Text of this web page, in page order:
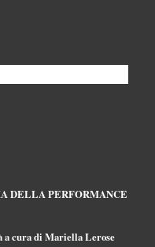
DELLA PERFORMANCE
a cura di Mariella Lerose